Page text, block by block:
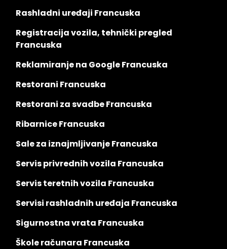
Rashladni uređaji Francuska
Registracija vozila, tehnički pregled
Francuska
Reklamiranje na Google Francuska
Restorani Francuska
Restorani za svadbe Francuska
Ribarnice Francuska
Sale za iznajmljivanje Francuska
Servis privrednih vozila Francuska
Servis teretnih vozila Francuska
Servisi rashladnih uređaja Francuska
Sigurnostna vrata Francuska
Škole računara Francuska